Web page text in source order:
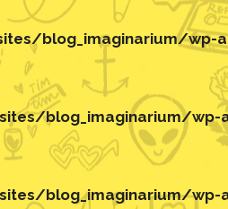
blog_imaginarium/wp-
blog_imaginarium/wp-
blog_imaginarium/wp-